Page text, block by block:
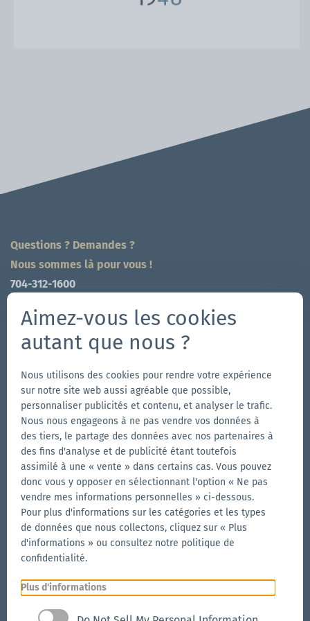
au
IT01533450217·Cookies·Confidentialité·Mentions
légales·Histoire de l'entreprise FAQ Garanties et
Questions ? Demandes ?
Nous sommes là pour vous !
704-312-1600
Follow us
page
Facebook
Aller
à
la
page
Instagram
nous
sur
YouTube
Aller
à
la
page
LinkedIn
Autres marques de Zingerle Group
Aller
au
site
web
d'Ecotent
Aller
au
site
web
d'Aerise
Aller
au
site
web
de
Aimez-vous les cookies
autant que nous ?
Nous utilisons des cookies pour rendre votre expérience
sur notre site web aussi agréable que possible,
personnaliser publicités et contenu, et analyser le trafic.
Nous nous engageons à ne pas vendre vos données à
des tiers, le partage des données avec nos partenaires à
des fins d'analyse et de publicité étant toutefois
assimilé à une « vente » dans certains cas. Vous pouvez
donc vous y opposer en sélectionnant l'option « Ne pas
vendre mes informations personnelles » ci-dessous.
Pour plus d'informations sur les catégories et les types
de données que nous collectons, cliquez sur « Plus
d'informations » ou consultez notre politique de
confidentialité.
Plus d'informations